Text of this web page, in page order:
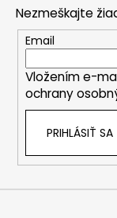
Nezmeškajte
Email
Vložením e-
ochrany
PRIHLÁSIŤ SA